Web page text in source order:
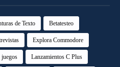
de Texto Betatesteo
Explora Commodore
juegos Lanzamientos C Plus